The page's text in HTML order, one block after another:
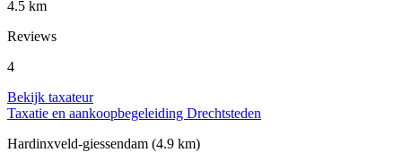
4.5 km
Reviews
4
Bekijk taxateur
Taxatie en aankoopbegeleiding Drechtsteden
Hardinxveld-giessendam (4.9 km)